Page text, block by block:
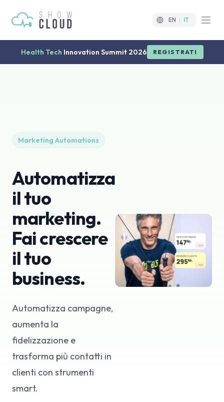
EN | IT
Health Tech Innovation Summit 2026 REGISTRATI
Marketing Automations
Automatizza
il tuo
marketing.
Fai crescere
il tuo
business.
Automatizza campagne,
aumenta la
fidelizzazione e
trasforma più contatti in
clienti con strumenti
smart.